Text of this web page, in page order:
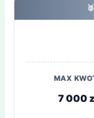
MAX
7 000